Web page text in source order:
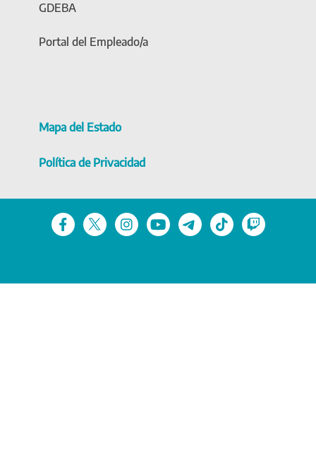
GDEBA
Portal del Empleado/a
Mapa del Estado
Política de Privacidad